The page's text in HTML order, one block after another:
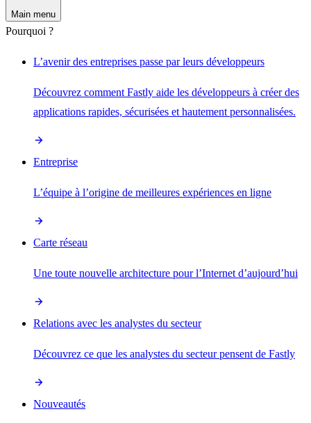
Main menu
Pourquoi ?
L’avenir des entreprises passe par leurs développeurs
Découvrez comment Fastly aide les développeurs à créer des
applications rapides, sécurisées et hautement personnalisées.
Entreprise
L’équipe à l’origine de meilleures expériences en ligne
Carte réseau
Une toute nouvelle architecture pour l’Internet d’aujourd’hui
Relations avec les analystes du secteur
Découvrez ce que les analystes du secteur pensent de Fastly
Nouveautés